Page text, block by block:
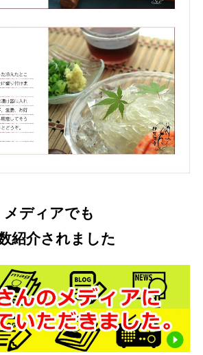
メディアでも
紹介されました